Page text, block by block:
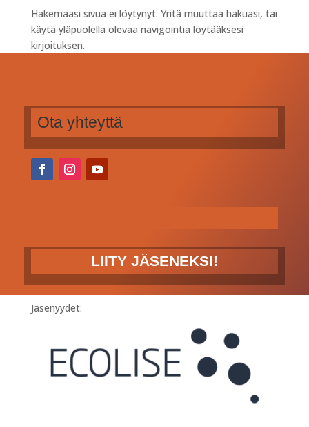
Hakemaasi sivua ei löytynyt. Yritä muuttaa hakuasi, tai
käytä yläpuolella olevaa navigointia löytääksesi
kirjoituksen.
Ota yhteyttä
LIITY JÄSENEKSI!
Jäsenyydet: